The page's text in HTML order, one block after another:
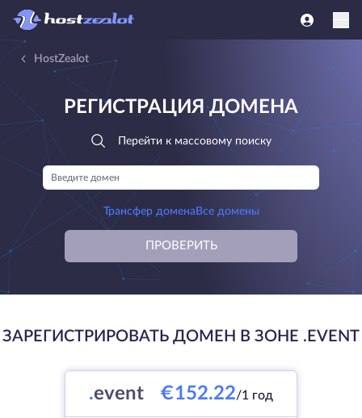
HostZealot
РЕГИСТРАЦИЯ ДОМЕНА
Перейти к массовому поиску
Трансфер домена Все домены
ПРОВЕРИТЬ
ЗАРЕГИСТРИРОВАТЬ ДОМЕН В ЗОНЕ .EVENT
.event €152.22/1 год